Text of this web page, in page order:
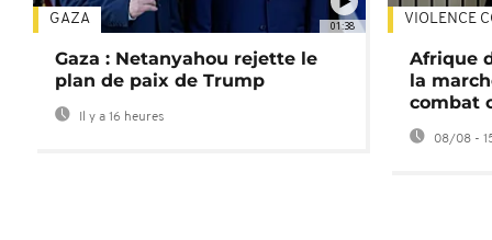
01:38
GAZA
Gaza : Netanyahou rejette le
plan de paix de Trump
Il y a 16 heures
VIOLENCE
Afrique
la
combat
08/08 -